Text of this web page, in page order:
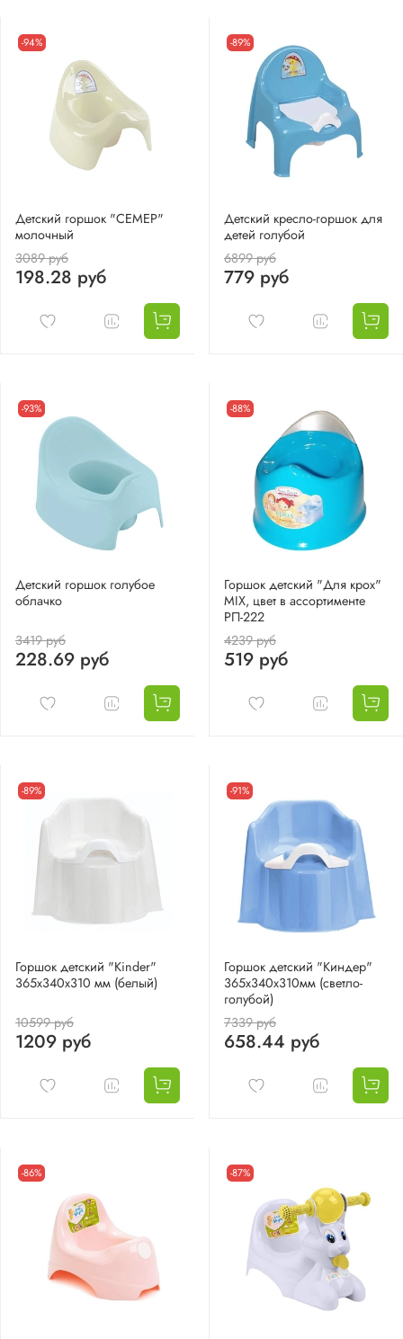
-94%
Детский горшок "СЕМЕР"
молочный
3089 руб
198.28 руб
-89%
Детский кресло-горшок для
детей голубой
6899 руб
779 руб
-93%
Детский горшок голубое
облачко
3419 руб
228.69 руб
-88%
Горшок детский "Для крох"
MIX, цвет в ассортименте
РП-222
4239 руб
519 руб
-89%
Горшок детский "Kinder"
365х340х310 мм (белый)
10599 руб
1209 руб
-91%
Горшок детский "Киндер"
365х340х310мм (светло-
голубой)
7339 руб
658.44 руб
-86% -87%